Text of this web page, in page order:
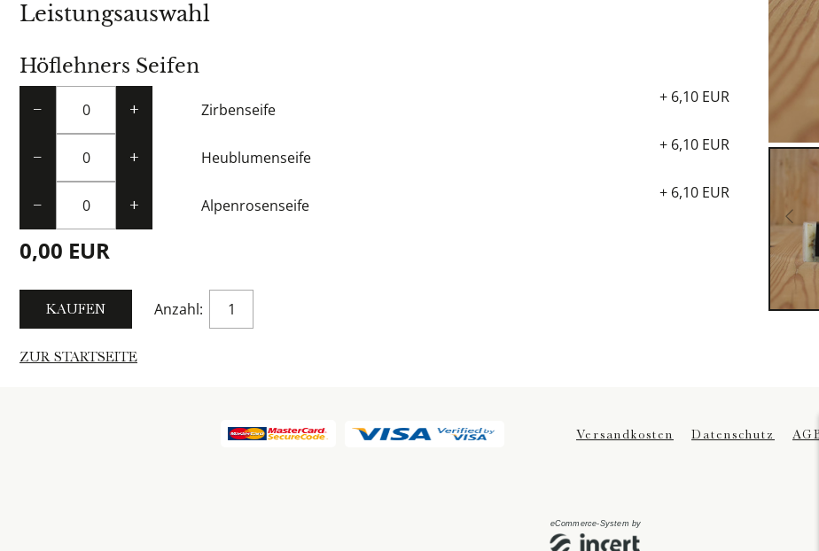
Leistungsauswahl
Höflehners Seifen
− + Zirbenseife
+ 6,10 EUR
− + Heublumenseife
+ 6,10 EUR
− + Alpenrosenseife
+ 6,10 EUR
0,00 EUR
Anzahl:
ZUR STARTSEITE
Versandkosten Datenschutz AGB
eCommerce-System by